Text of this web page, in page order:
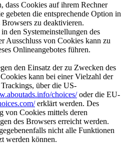
dass Cookies auf ihrem Rechner
gebeten die entsprechende Option in
zu deaktivieren.
den Systemeinstellungen des
Ausschluss von Cookies kann zu
Onlineangebotes führen.
den Einsatz der zu Zwecken des
kann bei einer Vielzahl der
über die US-
choices/oder die EU-
erklärt werden. Des
von Cookies mittels deren
des Browsers erreicht werden.
nicht alle Funktionen
werden können.